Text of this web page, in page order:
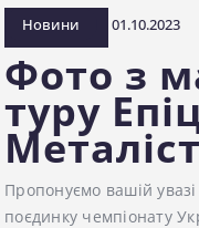
Новини 01.10.2023
Фото з
туру
Пропонуємо вашій увазі
поєдинку чемпіонату